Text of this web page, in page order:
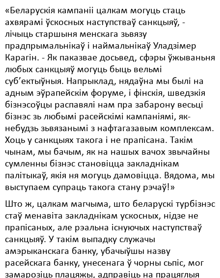
«Беларускія кампаніі цалкам могуць стаць
ахвярамі ўскосных наступстваў санкцыяў, -
лічыць старшыня менскага зьвязу
прадпрымальнікаў і наймальнікаў Уладзімер
Карагін. - Як паказвае досьвед, сфэры ўжываньня
любых санкцыяў могуць быць вельмі
суб’ектыўныя. Напрыклад, нядаўна мы былі на
адным эўрапейскім форуме, і фінскія, шведзкія
бізнэсоўцы распавялі нам пра забарону весьці
бізнэс зь любымі расейскімі кампаніямі, як-
небудзь зьвязанымі з нафтагазавым комплексам.
Хоць у санкцыях такога і не прапісана. Такім
чынам, мы бачым, як на нашых вачох звычайны
сумленны бізнэс становіцца закладнікам
палітыкаў, якія ня могуць дамовіцца. Вядома, мы
выступаем супраць такога стану рэчаў!»
Што ж, цалкам магчыма, што беларускі турбізнэс
стаў менавіта закладнікам ускосных, нідзе не
прапісаных, але рэальна існуючых наступстваў
санкцыяў. У такім выпадку служачы
амэрыканскага банку, убачыўшы назву
расейскага банку, унесенага ў чорны сьпіс, мог
замарозіць плацяжы, адправіць на працяглыя